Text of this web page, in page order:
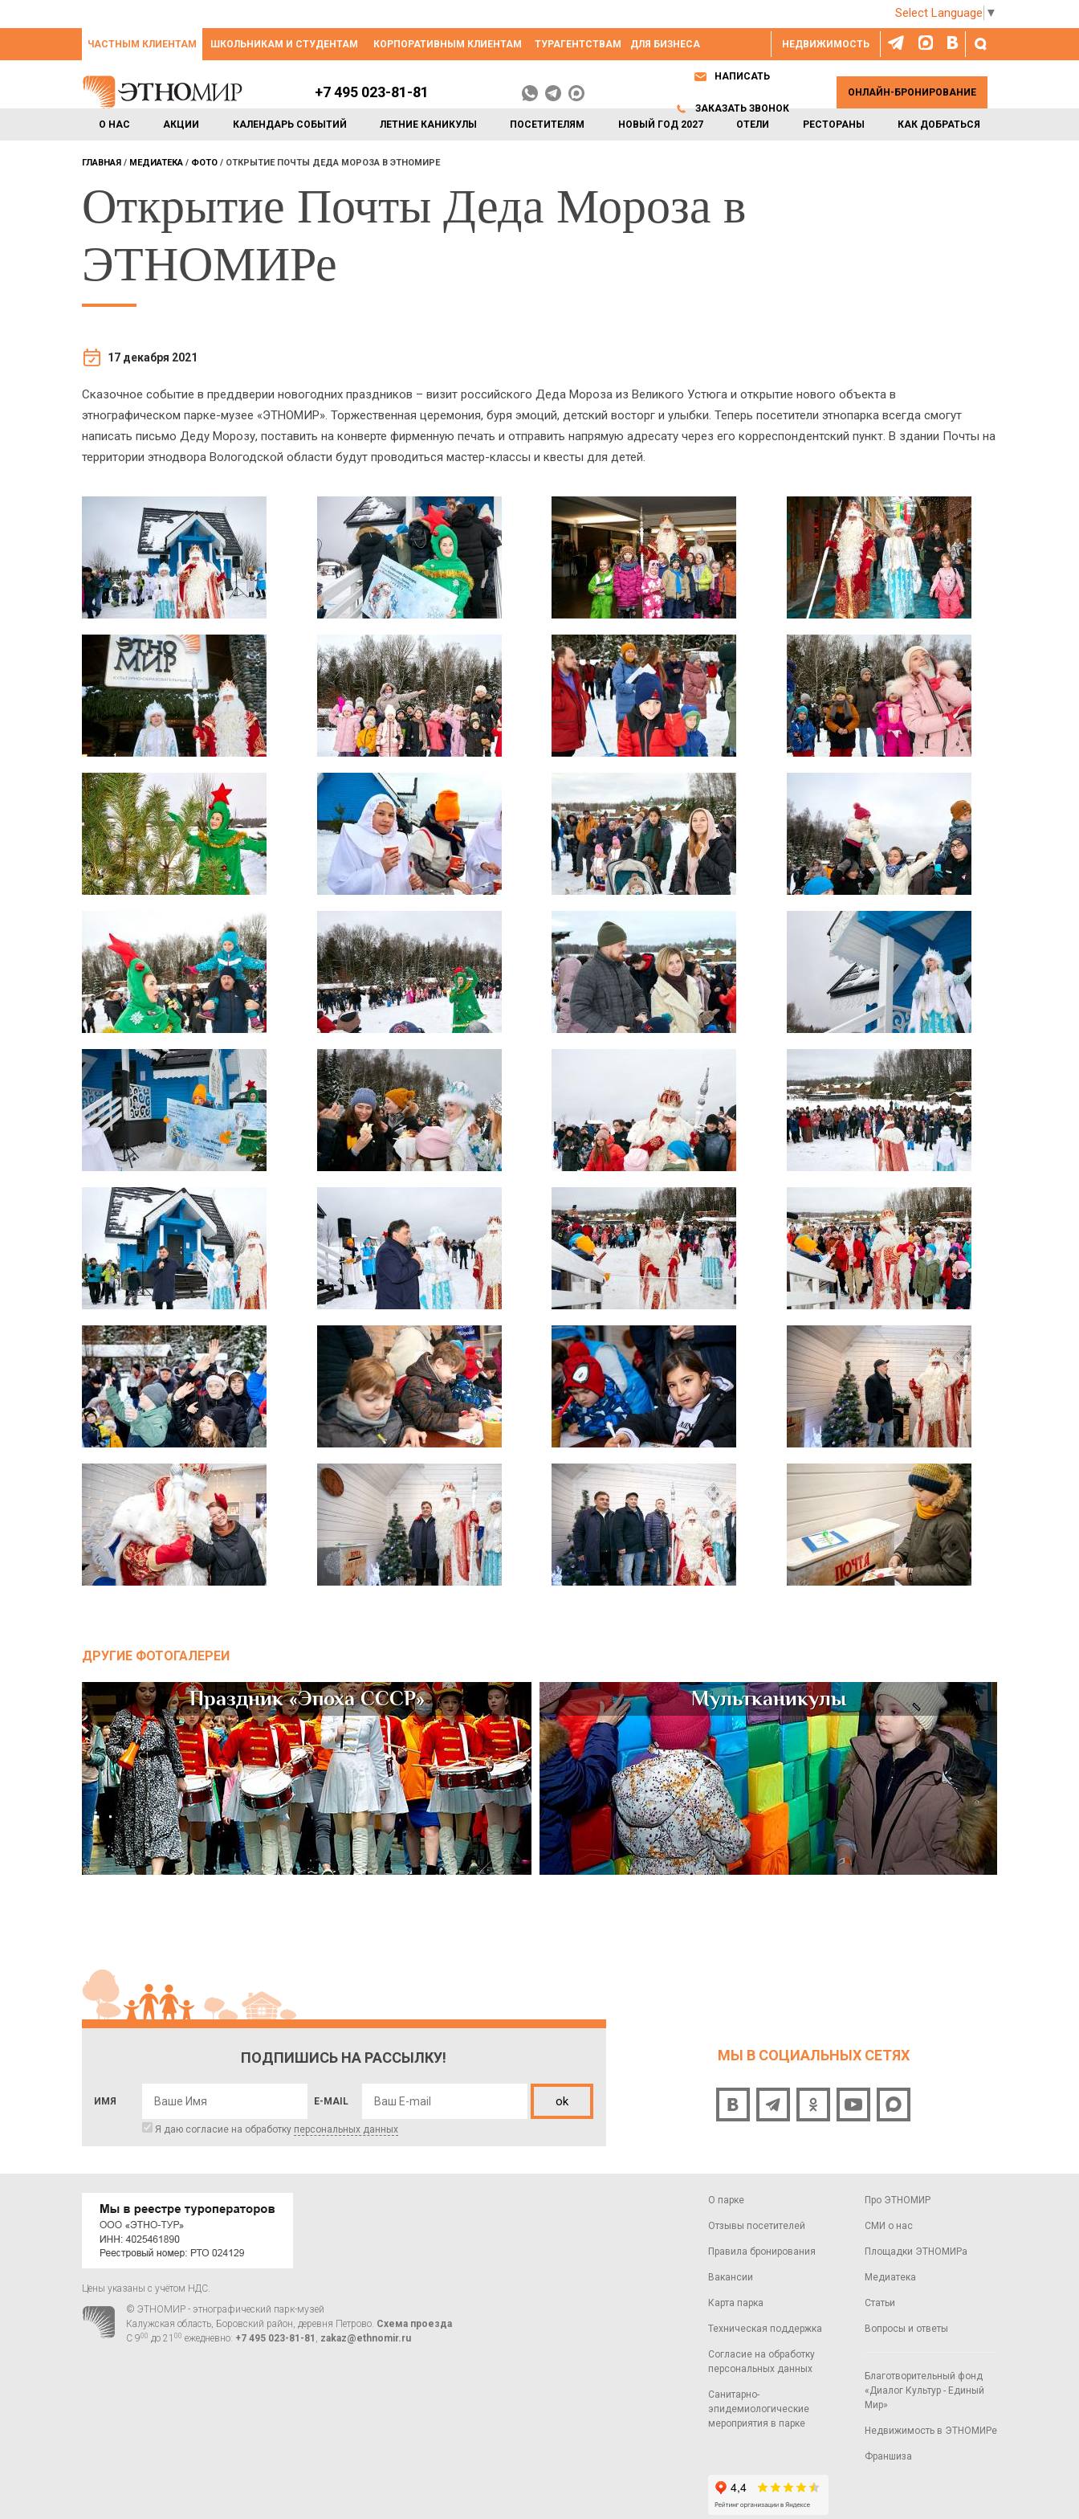
Select Language ▼
НЕДВИЖИМОСТЬ
ЧАСТНЫМ КЛИЕНТАМ ШКОЛЬНИКАМ И СТУДЕНТАМ КОРПОРАТИВНЫМ КЛИЕНТАМ ТУРАГЕНТСТВАМ ДЛЯ БИЗНЕСА
О НАС АКЦИИ КАЛЕНДАРЬ СОБЫТИЙ ЛЕТНИЕ КАНИКУЛЫ ПОСЕТИТЕЛЯМ НОВЫЙ ГОД 2027 ОТЕЛИ РЕСТОРАНЫ КАК ДОБРАТЬСЯ
+7 495 023-81-81
НАПИСАТЬ
ЗАКАЗАТЬ ЗВОНОК
ОНЛАЙН-БРОНИРОВАНИЕ
ГЛАВНАЯ МЕДИАТЕКА ФОТО ОТКРЫТИЕ ПОЧТЫ ДЕДА МОРОЗА В ЭТНОМИРЕ
Открытие Почты Деда Мороза в
ЭТНОМИРе
17 декабря 2021
Сказочное событие в преддверии новогодних праздников – визит российского Деда Мороза из Великого Устюга и открытие нового объекта в
этнографическом парке-музее «ЭТНОМИР». Торжественная церемония, буря эмоций, детский восторг и улыбки. Теперь посетители этнопарка всегда смогут
написать письмо Деду Морозу, поставить на конверте фирменную печать и отправить напрямую адресату через его корреспондентский пункт. В здании Почты на
территории этнодвора Вологодской области будут проводиться мастер-классы и квесты для детей.
ДРУГИЕ ФОТОГАЛЕРЕИ
Праздник «Эпоха СССР» Мультканикулы
ПОДПИШИСЬ НА РАССЫЛКУ!
ИМЯ E-MAIL ok
Я даю согласие на обработку персональных данных
МЫ В СОЦИАЛЬНЫХ СЕТЯХ
О парке
Отзывы посетителей
Правила бронирования
Вакансии
Карта парка
Техническая поддержка
Согласие на обработку
персональных данных
Санитарно-
эпидемиологические
мероприятия в парке
Про ЭТНОМИР
СМИ о нас
Площадки ЭТНОМИРа
Медиатека
Статьи
Вопросы и ответы
Благотворительный фонд
«Диалог Культур - Единый
Мир»
Недвижимость в ЭТНОМИРе
Франшиза
Цены указаны с учётом НДС.
© ЭТНОМИР - этнографический парк-музей
Калужская область, Боровский район, деревня Петрово. Схема проезда
С 900 до 21 00 ежедневно: +7 495 023-81-81 , zakaz@ethnomir.ru